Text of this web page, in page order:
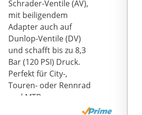
elektrischen Luftpumpe
können Sie schnell und
einfach aufpumpen und
Luft ablassen, der
maximale Luftdruck
beträgt 3447Pa und ist
25-mal schneller als die
Manuelle Luftpumpen
Schrader-Ventile (AV),
mit beiligendem
Adapter auch auf
Dunlop-Ventile (DV)
und schafft bis zu 8,3
Bar (120 PSI) Druck.
Perfekt für City-,
Touren- oder Rennrad
und MTB.
KOMPAKT UND LEICHT -